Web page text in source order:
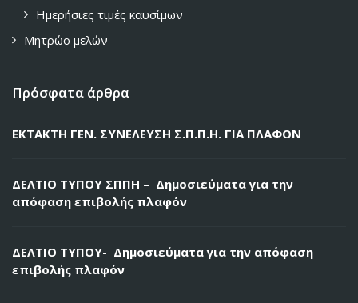
Ημερήσιες τιμές καυσίμων
Μητρώο μελών
Πρόσφατα άρθρα
ΕΚΤΑΚΤΗ ΓΕΝ. ΣΥΝΕΛΕΥΣΗ Σ.Π.Π.Η. ΓΙΑ ΠΛΑΦΟΝ
ΔΕΛΤΙΟ ΤΥΠΟΥ ΣΠΠΗ – Δημοσιεύματα για την
απόφαση επιβολής πλαφόν
ΔΕΛΤΙΟ ΤΥΠΟΥ- Δημοσιεύματα για την απόφαση
επιβολής πλαφόν